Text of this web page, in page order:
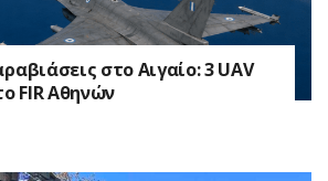
στο Αιγαίο: 3 UAV
FIR Αθηνών